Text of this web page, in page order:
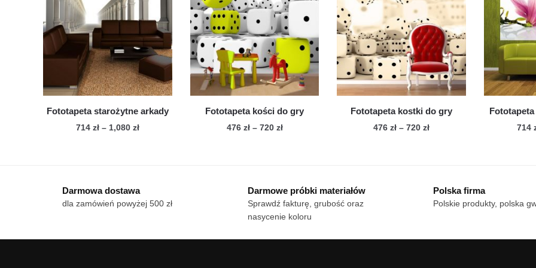
Opcje
wybrać
na
stronie
produktu
wariantów.
Opcje
można
wybrać
na
stronie
produktu
Opcje
można
wybrać
na
stronie
produktu
Fototapeta starożytne arkady
714 zł – 1,080 złZakres
1,080 zł
wiele
wariantów.
można
Fototapeta kości do gry
476 zł – 720 złZakres
720 zł
wiele
wariantów.
Opcje
można
Fototapeta kostki do gry
476zł – 720złZakres
720 zł
wariantów.
można
714
Darmowa dostawa
dla zamówień powyżej 500 zł
Darmowe próbki materiałów
Sprawdź fakturę, grubość oraz
nasycenie koloru
Polska firma
Polskie produkty, polska